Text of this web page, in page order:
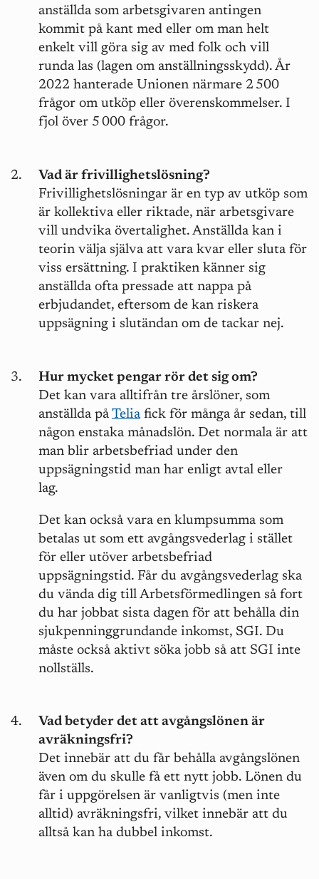
anställda som arbetsgivaren antingen
kommit på kant med eller om man helt
enkelt vill göra sig av med folk och vill
runda las (lagen om anställningsskydd). År
2022 hanterade Unionen närmare 2 500
frågor om utköp eller överenskommelser. I
fjol över 5 000 frågor.
Vad är frivillighetslösning?
Frivillighetslösningar är en typ av utköp som
är kollektiva eller riktade, när arbetsgivare
vill undvika övertalighet. Anställda kan i
teorin välja själva att vara kvar eller sluta för
viss ersättning. I praktiken känner sig
anställda ofta pressade att nappa på
erbjudandet, eftersom de kan riskera
uppsägning i slutändan om de tackar nej.
Hur mycket pengar rör det sig om?
Det kan vara alltifrån tre årslöner, som
anställda på Teliafick för många år sedan, till
någon enstaka månadslön. Det normala är att
man blir arbetsbefriad under den
uppsägningstid man har enligt avtal eller
lag.
Det kan också vara en klumpsumma som
betalas ut som ett avgångsvederlag i stället
för eller utöver arbetsbefriad
uppsägningstid. Får du avgångsvederlag ska
du vända dig till Arbetsförmedlingen så fort
du har jobbat sista dagen för att behålla din
sjukpenninggrundande inkomst, SGI. Du
måste också aktivt söka jobb så att SGI inte
nollställs.
Vad betyder det att avgångslönen är
avräkningsfri?
Det innebär att du får behålla avgångslönen
även om du skulle få ett nytt jobb. Lönen du
får i uppgörelsen är vanligtvis (men inte
alltid) avräkningsfri, vilket innebär att du
alltså kan ha dubbel inkomst.